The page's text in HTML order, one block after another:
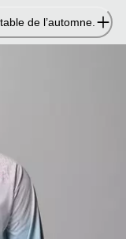
de l’automne.